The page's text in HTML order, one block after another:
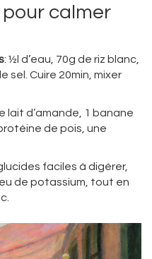
calmer
: ½l d’eau, 70g de riz blanc,
sel. Cuire 20min, mixer
lait d’amande, 1 banane
de pois, une
faciles à digérer,
de potassium, tout en